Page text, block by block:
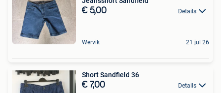
€ 5,00 Details
Wervik 21 jul 26
Short Sandfield 36
€ 7,00 Details